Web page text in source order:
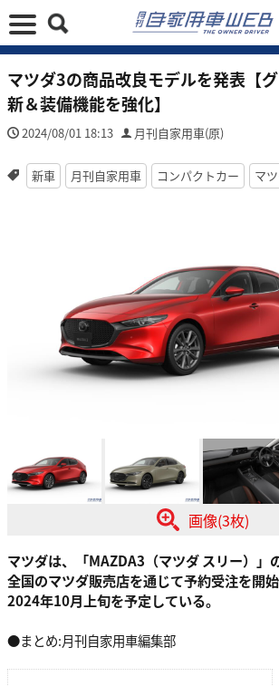
マツダ3の商品改良モデルを発表【
新＆装備機能を強化】
2024/08/01 18:13 月刊自家用車(原)
新車 月刊自家用車 コンパクトカー マ
画像(3枚)
マツダは、「MAZDA3（マツダ スリー）」
全国のマツダ販売店を通じて予約受注を開
2024年10月上旬を予定している。
●まとめ:月刊自家用車編集部